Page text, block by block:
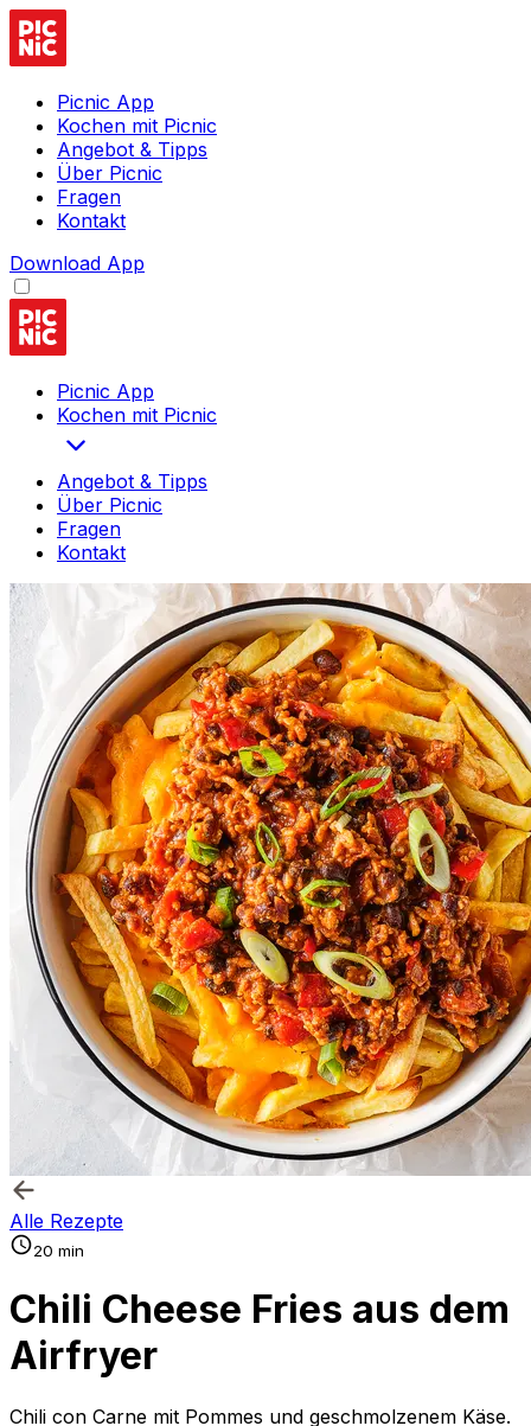
Picnic App
Kochen mit Picnic
Angebot & Tipps
Über Picnic
Fragen
Kontakt
Download App
Picnic App
Kochen mit Picnic
Angebot & Tipps
Über Picnic
Fragen
Kontakt
Alle Rezepte
20 min
Chili Cheese Fries aus dem
Airfryer
Chili con Carne mit Pommes und geschmolzenem Käse.